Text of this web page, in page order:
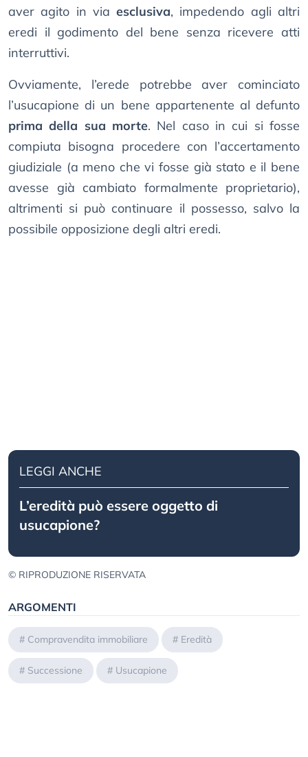
aver agito in viaesclusiva, impedendo agli altri
eredi il godimento del bene senza ricevere atti
interruttivi.
Ovviamente, l’erede potrebbe aver cominciato
l’usucapione di un bene appartenente al defunto
prima della sua morte. Nel caso in cui si fosse
compiuta bisogna procedere con l’accertamento
giudiziale (a meno che vi fosse già stato e il bene
avesse già cambiato formalmente proprietario),
altrimenti si può continuare il possesso, salvo la
possibile opposizione degli altri eredi.
LEGGI ANCHE
L’eredità può essere oggetto di
usucapione?
© RIPRODUZIONE RISERVATA
ARGOMENTI
# Compravendita immobiliare # Eredità
# Successione # Usucapione